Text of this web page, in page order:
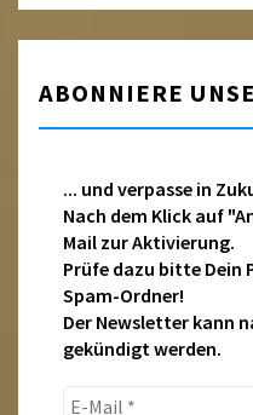
ABONNIERE
... und verpasse in
Nach dem Klick auf
Mail zur Aktivierung.
Prüfe dazu bitte Dein
Spam-Ordner!
Der Newsletter kann
gekündigt werden.
E-